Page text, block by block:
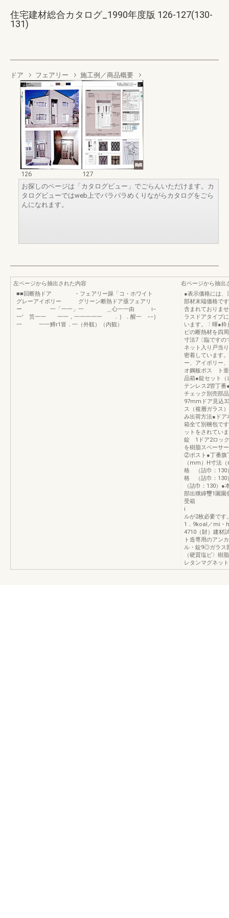
住宅建材総合カタログ_1990年度版 126-127(130-
131)
ドア フェアリー 施工例／商品概要
126
127
お探しのページは「カタログビュー」でごらんいただけます。カ
タログビューではweb上でパラパラめくりながらカタログをごら
んになれます。
左ページから抽出された内容
■■回断熱ドア ・フェアリー躁「コ・ホワイト
グレーアイボリー グリーン断熱ドア亟フェアリ
ー 一「一一」一 ＿心一一由 i−
一’ 筥一一 一一，一一一一一 ．｝．醒一 −−｝
一 一一鱒r1冒．一（外観）（内観）
右ページから抽出
●表示価格には
部材末端価格で
含まれており
ラスドアタイプ
います。⋮暉●粋
ビの断熱材を四
寸法7〔臨ですの
ネット入り戸当
密着しています
ー、アイボリー
オ鋼板ポス ト亜
品箱●錠セット
テンレス2管丁番
チェック別売部
97mmドア見込
ス（複層ガラス
み出荷方法●ド
箱全て別梱包で
ットをされてい
錠 1ドア2ロッ
を樹脂スペーサ
②ポスト●丁番旗
（mm）H寸法
格 （詰巾：130
格 （詰巾：
（詰巾：130）●
部出穣緯
受箱 ●
i ●防風郵
ルが2枚必要です
1．9koal／mi
4710（財）建材
ト造専用のアン
ル・錠9◎ガ
（硬質塩ビ〉
レタンマグネッ